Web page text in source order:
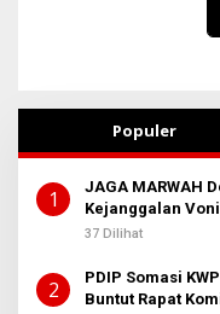
Populer
1
JAGA MARWAH
Kejanggalan
37 Dilihat
2
PDIP Somasi
Buntut Rapat